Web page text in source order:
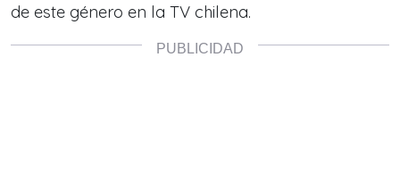
de este género en la TV chilena.